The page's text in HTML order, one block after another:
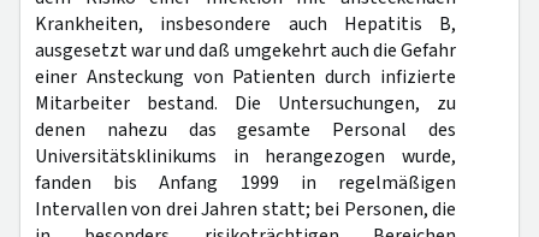
Krankheiten, insbesondere auch Hepatitis B,
ausgesetzt war und daß umgekehrt auch die Gefahr
einer Ansteckung von Patienten durch infizierte
Mitarbeiter bestand. Die Untersuchungen, zu
denen nahezu das gesamte Personal des
Universitätsklinikums in herangezogen wurde,
fanden bis Anfang 1999 in regelmäßigen
Intervallen von drei Jahren statt; bei Personen, die